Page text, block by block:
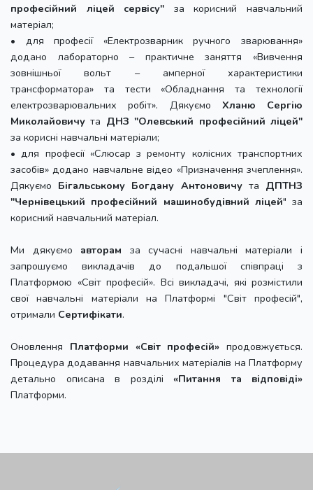
професійний ліцей сервісу" за корисний навчальний
матеріал;
• для професії «Електрозварник ручного зварювання»
додано лабораторно – практичне заняття «Вивчення
зовнішньої вольт – амперної характеристики
трансформатора» та тести «Обладнання та технології
електрозварювальних робіт». Дякуємо Хланю Сергію
Миколайовичу та ДНЗ "Олевський професійний ліцей"
за корисні навчальні матеріали;
• для професії «Слюсар з ремонту колісних транспортних
засобів» додано навчальне відео «Призначення зчеплення».
Дякуємо Бігальському Богдану Антоновичу та ДПТНЗ
"Чернівецький професійний машинобудівний ліцей" за
корисний навчальний матеріал.
Ми дякуємо авторам за сучасні навчальні матеріали і
запрошуємо викладачів до подальшої співпраці з
Платформою «Світ професій». Всі викладачі, які розмістили
свої навчальні матеріали на Платформі "Світ професій",
отримали Сертифікати.
Оновлення Платформи «Світ професій» продовжується.
Процедура додавання навчальних матеріалів на Платформу
детально описана в розділі «Питання та відповіді»
Платформи.